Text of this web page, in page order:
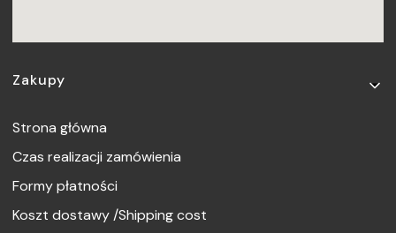
Linki w stopce
Zakupy
Strona główna
Czas realizacji zamówienia
Formy płatności
Koszt dostawy /Shipping cost